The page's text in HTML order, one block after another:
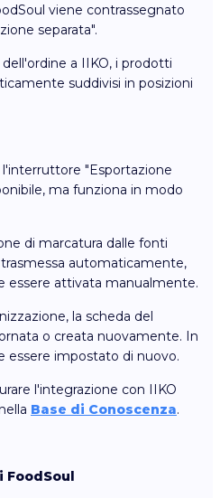
viene contrassegnato
separata".
a IIKO, i prodotti
suddivisi in posizioni
l'interruttore "Esportazione
ma funziona in modo
di marcatura dalle fonti
automaticamente,
essere attivata manualmente.
la scheda del
o creata nuovamente. In
essere impostato di nuovo.
l'integrazione con IIKO
Base di Conoscenza.
FoodSoul